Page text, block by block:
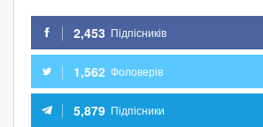
2,453 Підпісників
1,562 Фоловерів
5,879 Підпісники